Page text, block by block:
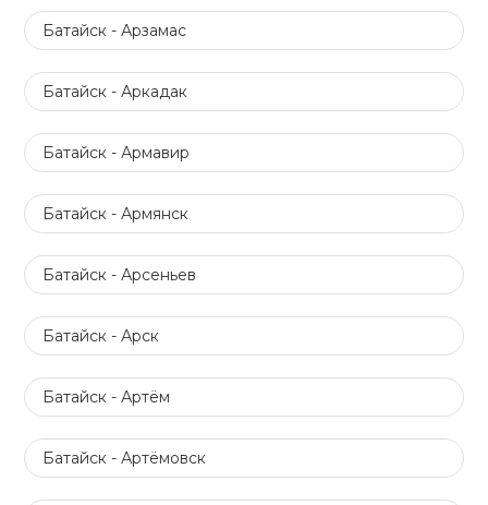
Батайск - Арзамас
Батайск - Аркадак
Батайск - Армавир
Батайск - Армянск
Батайск - Арсеньев
Батайск - Арск
Батайск - Артём
Батайск - Артёмовск